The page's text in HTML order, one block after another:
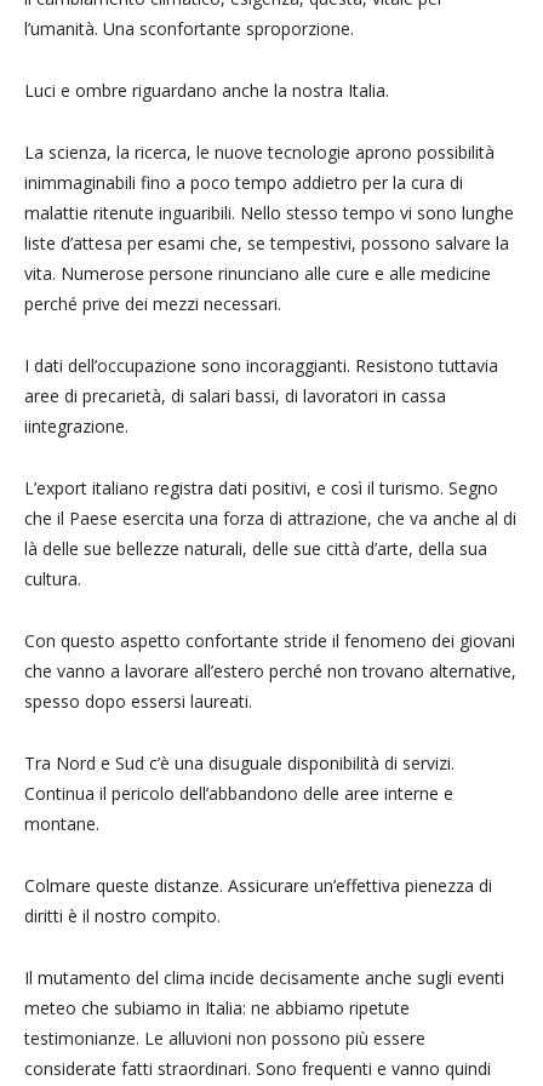
l’umanità. Una sconfortante sproporzione.
Luci e ombre riguardano anche la nostra Italia.
La scienza, la ricerca, le nuove tecnologie aprono possibilità
inimmaginabili fino a poco tempo addietro per la cura di
malattie ritenute inguaribili. Nello stesso tempo vi sono lunghe
liste d’attesa per esami che, se tempestivi, possono salvare la
vita. Numerose persone rinunciano alle cure e alle medicine
perché prive dei mezzi necessari.
I dati dell’occupazione sono incoraggianti. Resistono tuttavia
aree di precarietà, di salari bassi, di lavoratori in cassa
iintegrazione.
L’export italiano registra dati positivi, e così il turismo. Segno
che il Paese esercita una forza di attrazione, che va anche al di
là delle sue bellezze naturali, delle sue città d’arte, della sua
cultura.
Con questo aspetto confortante stride il fenomeno dei giovani
che vanno a lavorare all’estero perché non trovano alternative,
spesso dopo essersi laureati.
Tra Nord e Sud c’è una disuguale disponibilità di servizi.
Continua il pericolo dell’abbandono delle aree interne e
montane.
Colmare queste distanze. Assicurare un’effettiva pienezza di
diritti è il nostro compito.
Il mutamento del clima incide decisamente anche sugli eventi
meteo che subiamo in Italia: ne abbiamo ripetute
testimonianze. Le alluvioni non possono più essere
considerate fatti straordinari. Sono frequenti e vanno quindi